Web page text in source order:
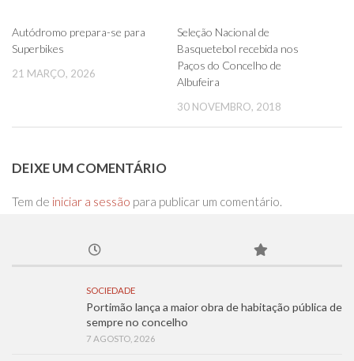
Autódromo prepara-se para
Superbikes
21 MARÇO, 2026
Seleção Nacional de
Basquetebol recebida nos
Paços do Concelho de
Albufeira
30 NOVEMBRO, 2018
DEIXE UM COMENTÁRIO
Tem de iniciar a sessão para publicar um comentário.
SOCIEDADE
Portimão lança a maior obra de habitação pública de
sempre no concelho
7 AGOSTO, 2026